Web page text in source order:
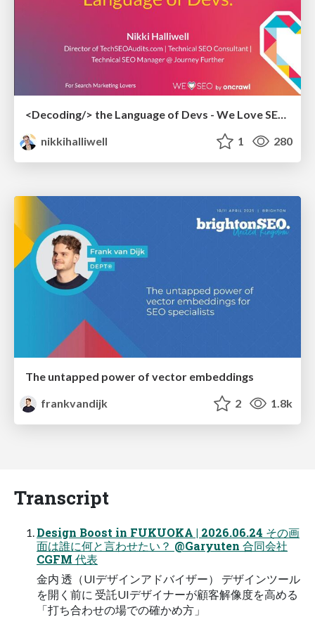
<Decoding/> the Language of Devs - We Love SEO 2024
nikkihalliwell
1 280
The untapped power of vector embeddings
frankvandijk
2 1.8k
Transcript
Design Boost in FUKUOKA | 2026.06.24 その画
面は誰に何と言わせたい？ @Garyuten 合同会社
CGFM 代表
金内 透（UIデザインアドバイザー） デザインツール
を開く前に 受託UIデザイナーが顧客解像度を高める
「打ち合わせの場での確かめ方」